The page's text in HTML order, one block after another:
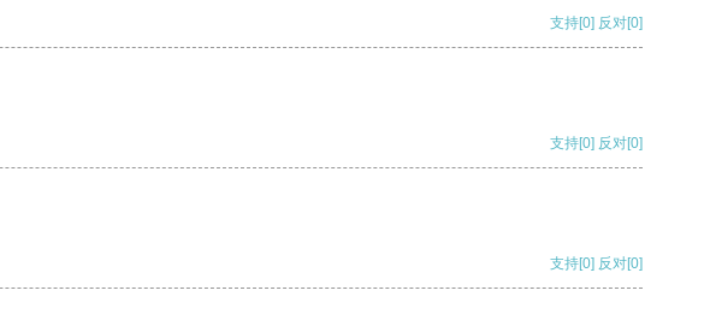
支持[0] 反对[0]
支持[0] 反对[0]
支持[0] 反对[0]